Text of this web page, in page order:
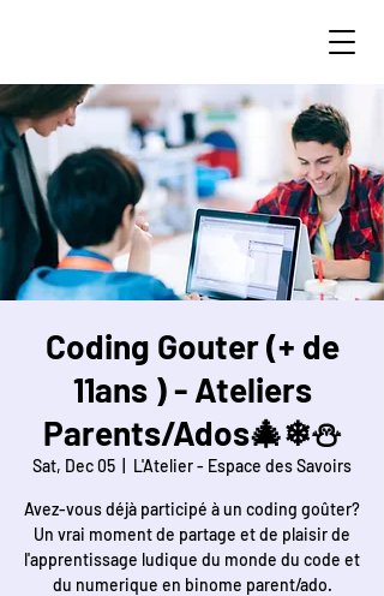
Coding Gouter (+ de
11ans ) - Ateliers
Parents/Ados🎄❄⛄
Sat, Dec 05 L'Atelier - Espace des Savoirs
Avez-vous déjà participé à un coding goûter?
Un vrai moment de partage et de plaisir de
l'apprentissage ludique du monde du code et
du numerique en binome parent/ado.